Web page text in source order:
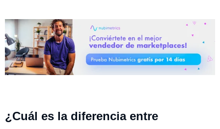
¿Cuál es la diferencia entre